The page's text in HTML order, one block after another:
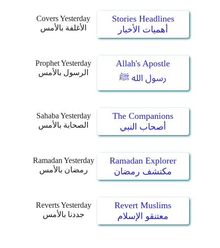
Covers Yesterday
الأغلفة بالأمس
Stories Headlines
أهميات الأخبار
Prophet Yesterday
الرسول بالأمس
Allah's Apostle
رسول الله ﷺ
Sahaba Yesterday
الصحابة بالأمس
The Companions
أصحاب النبي
Ramadan Yesterday
رمضان بالأمس
Ramadan Explorer
مكتشف رمضان
Reverts Yesterday
جددنا بالأمس
Revert Muslims
معتنقو الإسلام